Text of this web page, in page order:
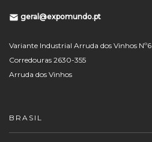
geral@expomundo.pt
Variante Industrial Arruda dos Vinhos Nº6
Corredouras 2630-355
Arruda dos Vinhos
BRASIL